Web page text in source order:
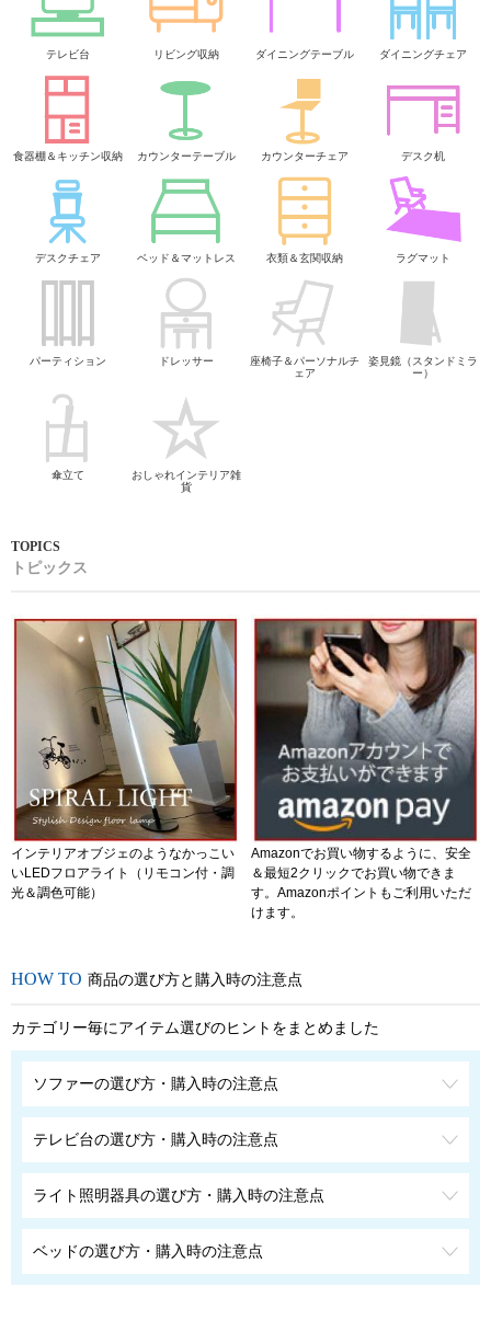
テレビ台 リビング収納 ダイニングテーブル ダイニングチェア
食器棚＆キッチン収納 カウンターテーブル カウンターチェア デスク机
デスクチェア ベッド＆マットレス 衣類＆玄関収納 ラグマット
パーティション ドレッサー
座椅子＆パーソナルチ
ェア
姿見鏡（スタンドミラ
ー）
傘立て
おしゃれインテリア雑
貨
トピックス
インテリアオブジェのようなかっこい
いLEDフロアライト（リモコン付・調
光＆調色可能）
Amazonでお買い物するように、安全
＆最短2クリックでお買い物できま
す。Amazonポイントもご利用いただ
けます。
商品の選び方と購入時の注意点
カテゴリー毎にアイテム選びのヒントをまとめました
ソファーの選び方・購入時の注意点
テレビ台の選び方・購入時の注意点
ライト照明器具の選び方・購入時の注意点
ベッドの選び方・購入時の注意点